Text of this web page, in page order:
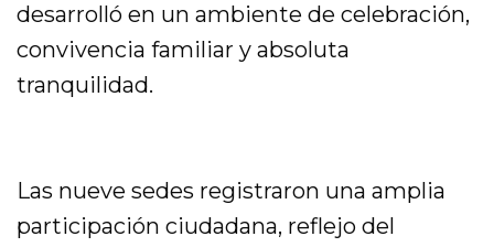
desarrolló en un ambiente de celebración,
convivencia familiar y absoluta
tranquilidad.
Las nueve sedes registraron una amplia
participación ciudadana, reflejo del